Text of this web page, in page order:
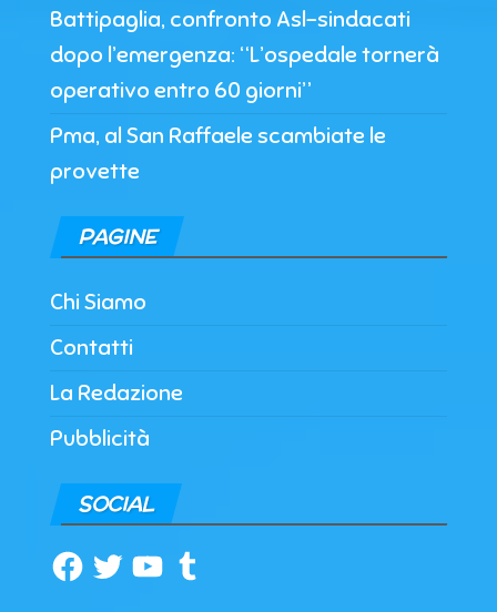
Battipaglia, confronto Asl-sindacati
dopo l’emergenza: “L’ospedale tornerà
operativo entro 60 giorni”
Pma, al San Raffaele scambiate le
provette
PAGINE
Chi Siamo
Contatti
La Redazione
Pubblicità
SOCIAL
Facebook
TwitterYouTubeTumblr